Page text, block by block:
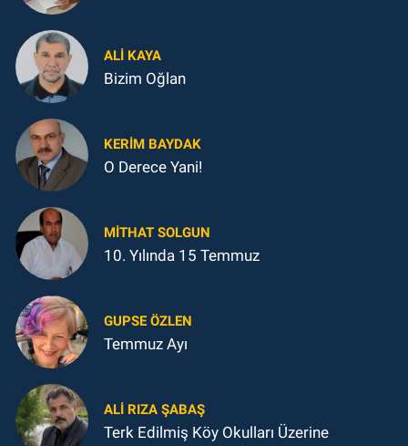
ALI KAYA
Bizim Oğlan
KERIM BAYDAK
O Derece Yani!
MITHAT SOLGUN
10. Yılında 15 Temmuz
GUPSE ÖZLEN
Temmuz Ayı
ALI RIZA ŞABAŞ
Terk Edilmiş Köy Okulları Üzerine